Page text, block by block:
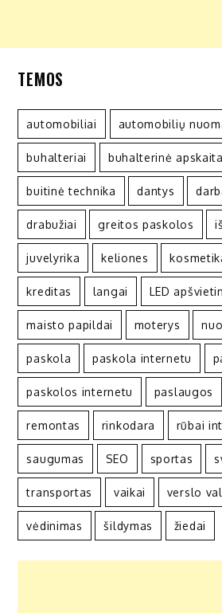
TEMOS
automobiliai automobilių
buhalteriai buhalterinė apskaita
buitinė technika dantys
drabužiai greitos paskolos
juvelyrika keliones
kreditas langai LED
maisto papildai moterys
paskola paskola internetu
paskolos internetu paslaugos
remontas rinkodara rūbai
saugumas SEO sportas
transportas vaikai verslo
vėdinimas šildymas žiedai